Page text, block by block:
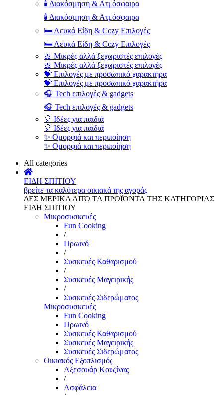
🕯️ Διακόσμηση & Ατμόσφαιρα
🕯️ Διακόσμηση & Ατμόσφαιρα
🛏️ Λευκά Είδη & Cozy Επιλογές
🛏️ Λευκά Είδη & Cozy Επιλογές
🎀 Μικρές αλλά ξεχωριστές επιλογές
🎀 Μικρές αλλά ξεχωριστές επιλογές
💝 Επιλογές με προσωπικό χαρακτήρα
💝 Επιλογές με προσωπικό χαρακτήρα
🎧 Tech επιλογές & gadgets
🎧 Tech επιλογές & gadgets
🎈 Ιδέες για παιδιά
🎈 Ιδέες για παιδιά
✨ Ομορφιά και περιποίηση
✨ Ομορφιά και περιποίηση
All categories
ΕΙΔΗ ΣΠΙΤΙΟΥ
βρείτε τα καλύτερα οικιακά της αγοράς
ΔΕΣ ΜΕΡΙΚΑ ΑΠΌ ΤΑ ΠΡΟΪΌΝΤΑ ΤΗΣ ΚΑΤΗΓΟΡΙΑΣ
ΕΙΔΗ ΣΠΙΤΙΟΥ
Μικροσυσκευές
Fun Cooking
/
Πρωινό
/
Συσκευές Καθαρισμού
/
Συσκευές Μαγειρικής
/
Συσκευές Σιδερώματος
Μικροσυσκευές
Fun Cooking
Πρωινό
Συσκευές Καθαρισμού
Συσκευές Μαγειρικής
Συσκευές Σιδερώματος
Οικιακός Εξοπλισμός
Αξεσουάρ Κουζίνας
/
Ασφάλεια